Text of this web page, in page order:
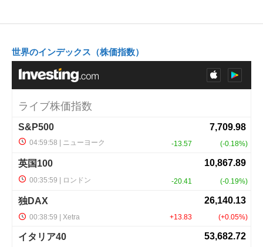
世界のインデックス（株価指数）